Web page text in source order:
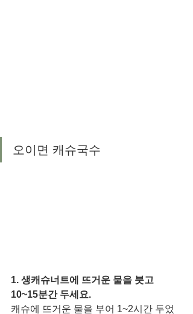
오이면 캐슈국수
1. 생캐슈너트에 뜨거운 물을 붓고
10~15분간 두세요.
캐슈에 뜨거운 물을 부어 1~2시간 두었